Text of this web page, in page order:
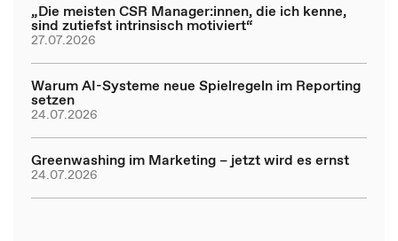
„Die meisten CSR Manager:innen, die ich kenne,
sind zutiefst intrinsisch motiviert“
27.07.2026
Warum AI-Systeme neue Spielregeln im Reporting
setzen
24.07.2026
Greenwashing im Marketing – jetzt wird es ernst
24.07.2026